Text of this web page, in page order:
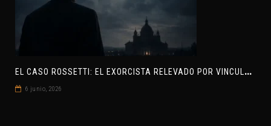
E
L CASO ROSSETTI: EL EXORCISTA RELEVADO POR VINCULAR OVNIS Y DEMONIOS
6 junio, 2026